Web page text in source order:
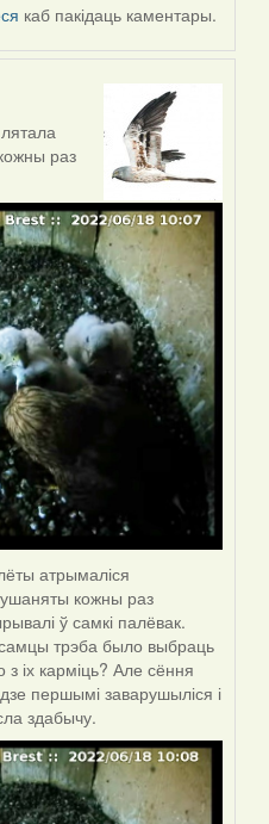
каб пакідаць каментары.
раз
атрымаліся
кожны раз
ў самкі палёвак.
трэба было выбраць
з іх карміць? Але сёння
першымі заварушыліся і
здабычу.